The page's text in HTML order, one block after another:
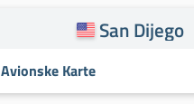
San Dijego
Avionske Karte